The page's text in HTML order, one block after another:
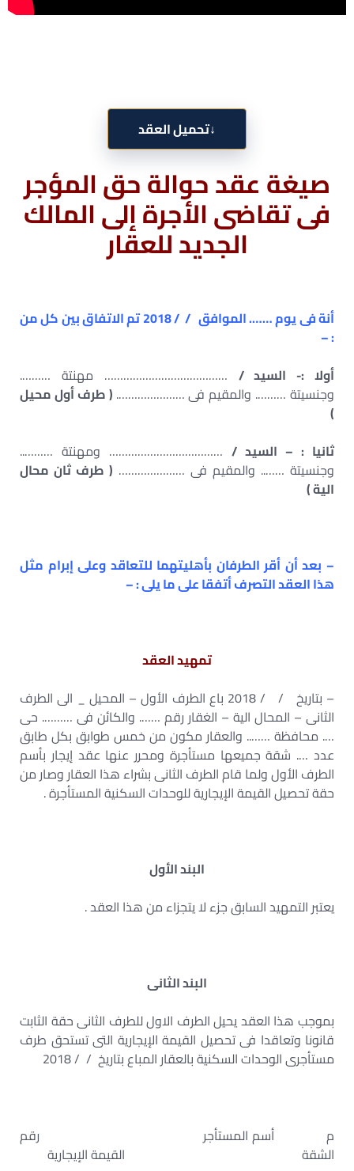
↓تحميل العقد
صيغة عقد حوالة حق المؤجر
فى تقاضى الأجرة إلى المالك
الجديد للعقار
أنة فى يوم ……. الموافق / / 2018
تم الاتفاق بين كل من
: –
أولا :- السيد / ………………………………… مهنتة ……….
وجنسيتة ………. والمقيم فى …………………. ( طرف أول محيل
)
ثانيا : – السيد / ……………………………… ومهنتة ………..
وجنسيتة …….. والمقيم فى ………………… ( طرف ثان محال
الية )
– بعد أن أقر الطرفان بأهليتهما للتعاقد وعلى إبرام مثل
هذا العقد التصرف أتفقا على ما يلى : –
تمهيد العقد
– بتاريخ / / 2018 باع الطرف الأول – المحيل _ الى الطرف
الثانى – المحال الية – الغقار رقم ……. والكائن فى ………. حى
…. محافظة …….. والعقار مكون من خمس طوابق بكل طابق
عدد …. شقة جميعها مستأجرة ومحرر عنها عقد إيجار بأسم
الطرف الأول ولما قام الطرف الثانى بشراء هذا العقار وصار من
حقة تحصيل القيمة الإيجارية للوحدات السكنية المستأجرة .
البند الأول
يعتبر التمهيد السابق جزء لا يتجزاء من هذا العقد .
البند الثانى
بموجب هذا العقد يحيل الطرف الاول للطرف الثانى حقة الثابت
قانونا وتعاقدا فى تحصيل القيمة الإيجارية التى تستحق طرف
مستأجرى الوحدات السكنية بالعقار المباع بتاريخ / / 2018
م أسم المستأجر رقم
الشقة القيمة الإيجارية